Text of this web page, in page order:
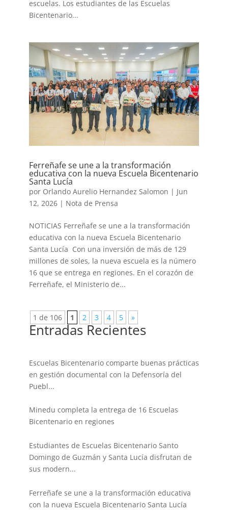
escuelas. Los estudiantes de las Escuelas
Bicentenario...
Ferreñafe se une a la transformación
educativa con la nueva Escuela Bicentenario
Santa Lucía
por Orlando Aurelio Hernandez Salomon | Jun
12, 2026| Nota de Prensa
NOTICIAS Ferreñafe se une a la transformación
educativa con la nueva Escuela Bicentenario
Santa Lucía Con una inversión de más de 129
millones de soles, la nueva escuela es la número
16 que se entrega en regiones. En el corazón de
Ferreñafe, el Ministerio de...
1 de 106 1 2 3 4 5 »
Entradas Recientes
Escuelas Bicentenario comparte buenas prácticas
en gestión documental con la Defensoría del
Puebl...
Minedu completa la entrega de 16 Escuelas
Bicentenario en regiones
Estudiantes de Escuelas Bicentenario Santo
Domingo de Guzmán y Santa Lucía disfrutan de
sus modern...
Ferreñafe se une a la transformación educativa
con la nueva Escuela Bicentenario Santa Lucía